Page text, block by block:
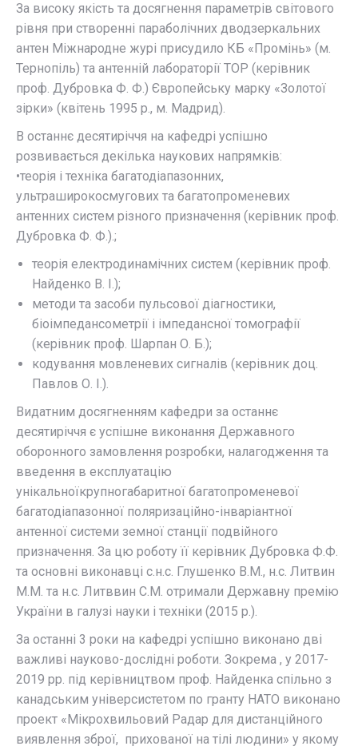
За високу якість та досягнення параметрів світового
рівня при створенні параболічних дводзеркальних
антен Міжнародне журі присудило КБ «Промінь» (м.
Тернопіль) та антенній лабораторії ТОР (керівник
проф. Дубровка Ф. Ф.) Європейську марку «Золотої
зірки» (квітень 1995 р., м. Мадрид).
В останнє десятиріччя на кафедрі успішно
розвивається декілька наукових напрямків:
•теорія і техніка багатодіапазонних,
ультраширокосмугових та багатопроменевих
антенних систем різного призначення (керівник проф.
Дубровка Ф. Ф.).;
теорія електродинамічних систем (керівник проф.
Найденко В. І.);
методи та засоби пульсової діагностики,
біоімпедансометрії і імпедансної томографії
(керівник проф. Шарпан О. Б.);
кодування мовленевих сигналів (керівник доц.
Павлов О. І.).
Видатним досягненням кафедри за останнє
десятиріччя є успішне виконання Державного
оборонного замовлення розробки, налагодження та
введення в експлуатацію
унікальноїкрупногабаритної багатопроменевої
багатодіапазонної поляризаційно-інваріантної
антенної системи земної станції подвійного
призначення. За цю роботу її керівник Дубровка Ф.Ф.
та основні виконавці с.н.с. Глушенко В.М., н.с. Литвин
М.М. та н.с. Литввин С.М. отримали Державну премію
України в галузі науки і техніки (2015 р.).
За останні 3 роки на кафедрі успішно виконано дві
важливі науково-дослідні роботи. Зокрема , у 2017-
2019 рр. під керівництвом проф. Найденка спільно з
канадським універсистетом по гранту НАТО виконано
проект «Мікрохвильовий Радар для дистанційного
виявлення зброї, прихованої на тілі людини» у якому